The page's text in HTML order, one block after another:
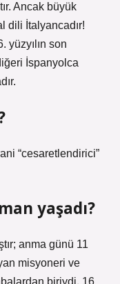
Ancak büyük
dili İtalyancadır!
yüzyılın son
İspanyolca
“cesaretlendirici”
yaşadı?
anma günü 11
misyoneri ve
biriydi. 16